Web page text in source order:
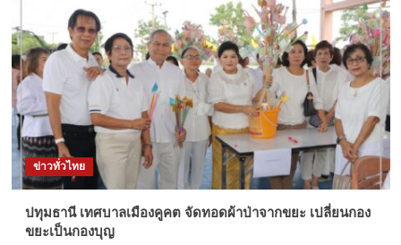
ข่าวทั่วไทย
ปทุมธานี เทศบาลเมืองคูคต จัดทอดผ้าป่าจากขยะ เปลี่ยนกอง
ขยะเป็นกองบุญ